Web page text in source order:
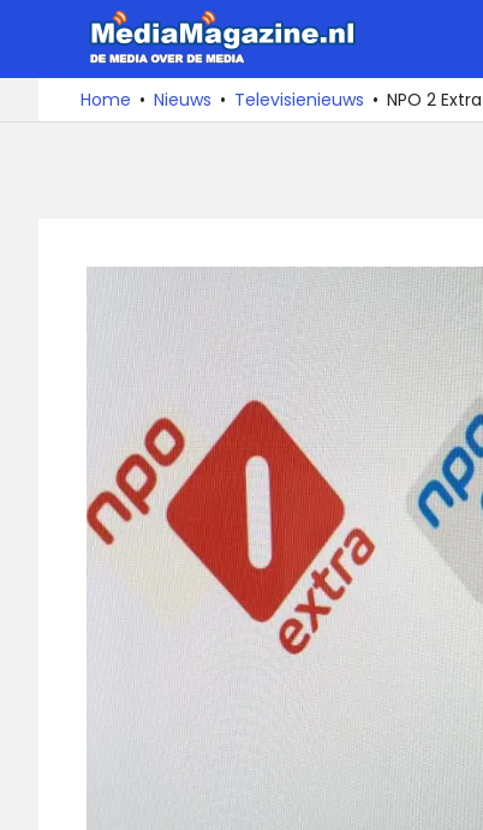
de
De
media
over
Home Nieuws Televisienieuws NPO 2